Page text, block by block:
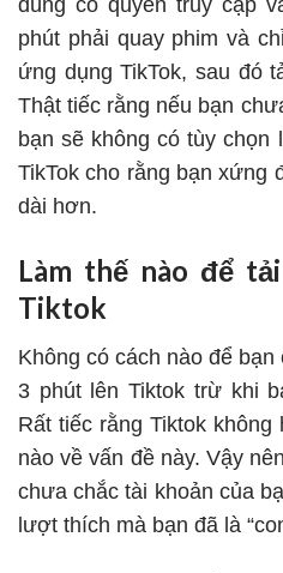
dùng có quyền truy cập
phút phải quay phim và
ứng dụng TikTok, sau đó
Thật tiếc rằng nếu bạn
bạn sẽ không có tùy chọn
TikTok cho rằng bạn xứng
dài hơn.
Làm thế nào để
Tiktok
Không có cách nào để
3 phút lên Tiktok trừ khi
Rất tiếc rằng Tiktok
nào về vấn đề này. Vậy
chưa chắc tài khoản của
lượt thích mà bạn đã là